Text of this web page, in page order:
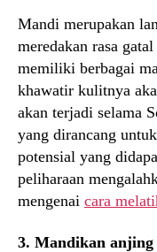
Mandi merupakan
meredakan rasa
memiliki berbagai
khawatir kulitnya
akan terjadi selama
yang dirancang
potensial yang
peliharaan
mengenai cara
3. Mandikan anjing